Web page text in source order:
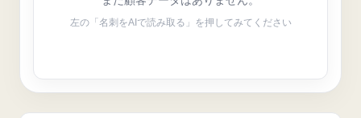
左の「名刺をAIで読み取る」を押してみてください